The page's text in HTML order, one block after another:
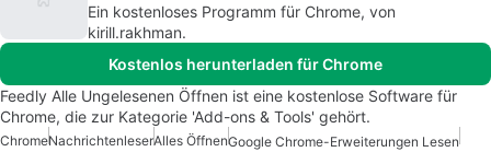
Ein kostenloses Programm für Chrome, von
kirill.rakhman.
Kostenlos herunterladen für Chrome
Feedly Alle Ungelesenen Öffnen ist eine kostenlose Software für
Chrome, die zur Kategorie 'Add-ons & Tools' gehört.
ChromeNachrichtenleserAlles ÖffnenGoogle Chrome-Erweiterungen Lesen